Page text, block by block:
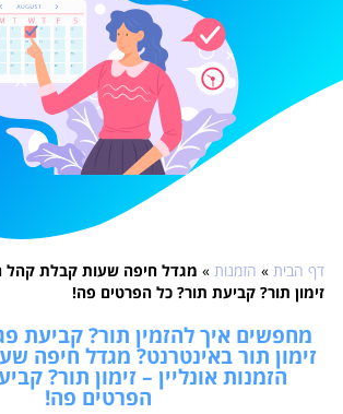
דף הבית » הזמנות » מגדל חיפה שעות קבלת קהל
זימון תור? קביעת תור? כל הפרטים פה!
מחפשים איך להזמין תור? קביעת
זימון תור באינטרנט? מגדל חיפה
הזמנות אונליין – זימון תור?
הפרטים פה!